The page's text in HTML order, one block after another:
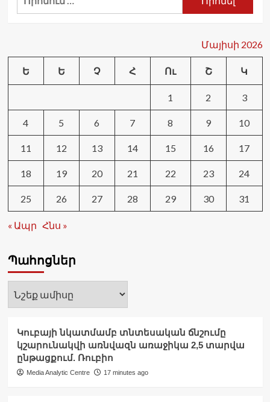
Մայիսի 2026
Ե Ե Չ Հ Ու Շ Կ
1 2 3
4 5 6 7 8 9 10
11 12 13 14 15 16 17
18 19 20 21 22 23 24
25 26 27 28 29 30 31
« Ապր Հնս »
Պահոցներ
Պահոցներ
Կուբայի նկատմամբ տնտեսական ճնշումը
կշարունակվի առնվազն առաջիկա 2,5 տարվա
ընթացքում. Ռուբիո
Media Analytic Centre 17 minutes ago